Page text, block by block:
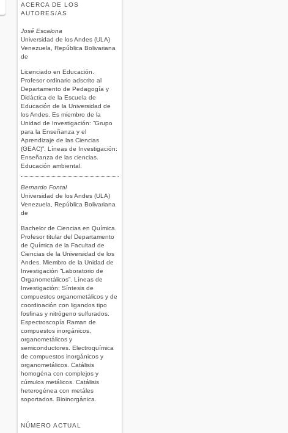
ACERCA DE LOS
AUTORES/AS
José Escalona
Universidad de los Andes (ULA)
Venezuela, República Bolivariana
de
Licenciado en Educación.
Profesor ordinario adscrito al
Departamento de Pedagogía y
Didáctica de la Escuela de
Educación de la Universidad de
los Andes. Es miembro de la
Unidad de Investigación: “Grupo
para la Enseñanza y el
Aprendizaje de las Ciencias
(GEAC)”. Líneas de Investigación:
Enseñanza de las ciencias.
Educación ambiental.
Bernardo Fontal
Universidad de los Andes (ULA)
Venezuela, República Bolivariana
de
Bachelor de Ciencias en Química.
Profesor titular del Departamento
de Química de la Facultad de
Ciencias de la Universidad de los
Andes. Miembro de la Unidad de
Investigación “Laboratorio de
Organometálicos”. Líneas de
Investigación: Síntesis de
compuestos organometálicos y de
coordinación con ligandos tipo
fosfinas y nitrógeno sulfurados.
Espectroscopía Raman de
compuestos inorgánicos,
organometálicos y
semiconductores. Electroquímica
de compuestos inorgánicos y
organometálicos. Catálisis
homogéna con complejos y
cúmulos metálicos. Catálisis
heterogénea con metáles
soportados. Bioinorgánica.
NÚMERO ACTUAL